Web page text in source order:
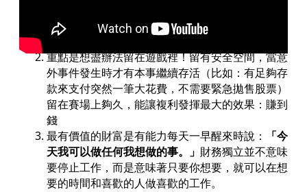
和生活方式是什麼，根據「自己的目標」去選擇對
重點是想盡辦法留在遊戲裡！留有安全空間，當意
外事件發生時才有本事繼續存活（比如：有足夠存
款來支付突然一筆大花費，不需要緊急拋售股票）
留在賽場上夠久，能讓複利發揮最大的效果：賺到
錢
最有價值的財富是有能力每天一早醒來時說：
「今
天我可以做任何我想做的事。」 財務獨立並不意味
要停止工作，而是意味著只要你想要，就可以在想
要的時間和喜歡的人做喜歡的工作。